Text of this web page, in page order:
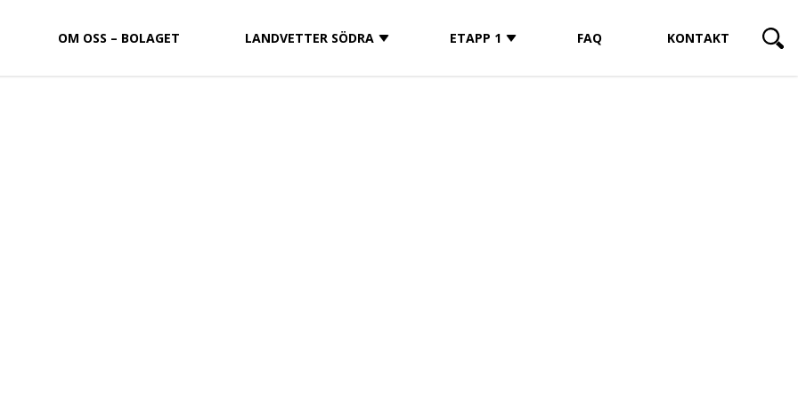
OM OSS – BOLAGET LANDVETTER SÖDRA ETAPP 1 FAQ KONTAKT